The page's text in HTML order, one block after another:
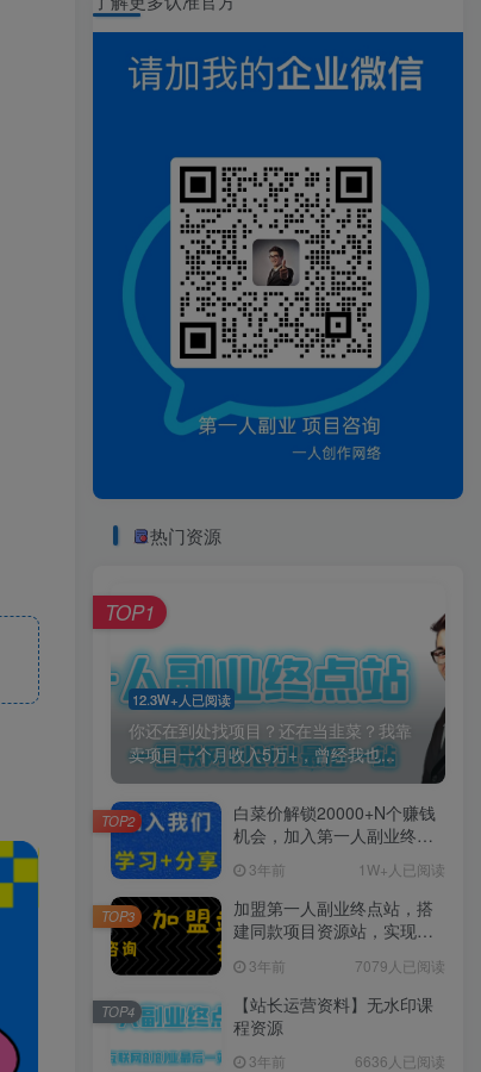
热门资源
12.3W+人已阅读
你还在到处找项目？还在当韭菜？我靠
卖项目一个月收入5万+，曾经我也...
TOP1
白菜价解锁20000+N个赚钱
机会，加入第一人副业终点
习。3年前 1W+人已阅读
TOP2
加盟第一人副业终点站，搭
建同款项目资源站，实现日
3年前 7079人已阅读
TOP3
【站长运营资料】无水印课
程资源
3年前 6636人已阅读
TOP4